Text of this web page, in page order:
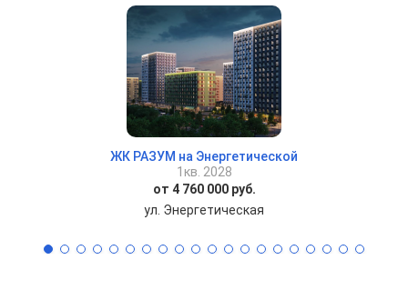
ЖК РАЗУМ на Энергетической
1кв. 2028
от 4 760 000 руб.
ул. Энергетическая